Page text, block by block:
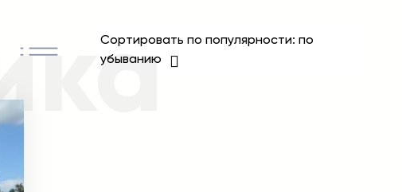
Сортировать по популярности: по
убыванию